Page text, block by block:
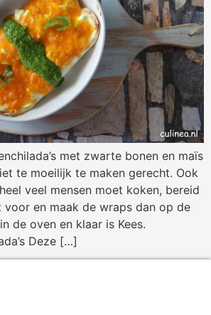
met zwarte bonen en maïs
te moeilijk te maken gerecht. Ook
veel mensen moet koken, bereid
voor en maak de wraps dan op de
de oven en klaar is Kees.
Deze […]